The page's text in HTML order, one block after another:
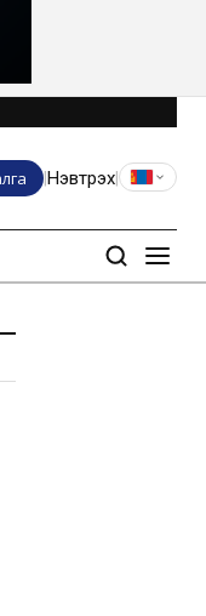
Нэвтрэх